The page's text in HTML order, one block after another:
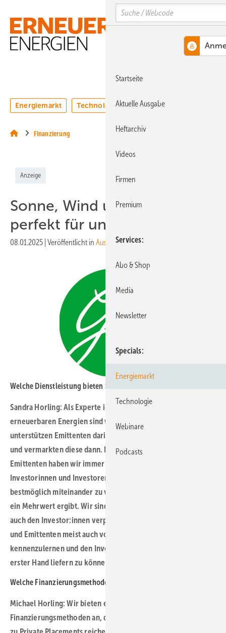
Hauptinhalt
Hauptmenü
SiteSearch
MENÜ
Energiemarkt Technologie Webinare
Finanzierung
Anzeige
Sonne, Wind und Speicher –
perfekt für unsere Investoren
08.01.2025 Veröffentlicht in Ausgabe 01-2025
Welche Dienstleistung bieten Sie beim Thema Finanzierung an?
Sandra Horling: Als Experte in der Finanzierung von
erneuerbaren Energien sind wir seit 2012 am Markt und
unterstützen Emittenten darin, eine Finanzierung zu „bauen“
und vermarkten diese dann. Neben den Anforderungen des
Emittenten haben wir immer auch die Bedürfnisse der
Investorinnen und Investoren im Blick und versuchen diese
bestmöglich miteinander zu verbinden, so dass sich für alle
ein Mehrwert ergibt. Wir sind sowohl den Emittenten wie
auch den Investor:innen verpflichtet. Wir besuchen Projekte
und Emittenten meist auch vor Ort, um diese besser
kennenzulernen und den Investor:innen Informationen aus
erster Hand liefern zu können.
Welche Finanzierungsmethoden bieten Sie an?
Michael Horling: Wir bieten eine große Anzahl an
Finanzierungsmethoden an, die von Crowdinvestments bis hin
Search
Startseite
Aktuelle Ausgabe
Heftarchiv
Videos
Firmen
Premium
Services
Abo & Shop
Media
Newsletter
Specials
Energiemarkt
Technologie
Webinare
Podcasts